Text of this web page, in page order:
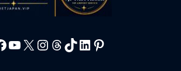
YouTube
X Instagram
Threads
TikTok
LinkedIn
Pinterest